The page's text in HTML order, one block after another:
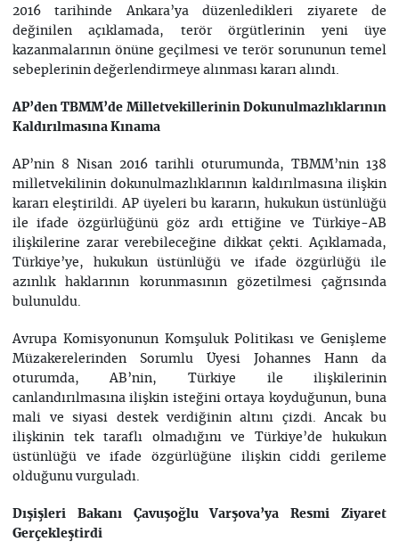
2016 tarihinde Ankara’ya düzenledikleri ziyarete de
değinilen açıklamada, terör örgütlerinin yeni üye
kazanmalarının önüne geçilmesi ve terör sorununun temel
sebeplerinin değerlendirmeye alınması kararı alındı.
AP’den TBMM’de Milletvekillerinin Dokunulmazlıklarının
Kaldırılmasına Kınama
AP’nin 8 Nisan 2016 tarihli oturumunda, TBMM’nin 138
milletvekilinin dokunulmazlıklarının kaldırılmasına ilişkin
kararı eleştirildi. AP üyeleri bu kararın, hukukun üstünlüğü
ile ifade özgürlüğünü göz ardı ettiğine ve Türkiye-AB
ilişkilerine zarar verebileceğine dikkat çekti. Açıklamada,
Türkiye’ye, hukukun üstünlüğü ve ifade özgürlüğü ile
azınlık haklarının korunmasının gözetilmesi çağrısında
bulunuldu.
Avrupa Komisyonunun Komşuluk Politikası ve Genişleme
Müzakerelerinden Sorumlu Üyesi Johannes Hann da
oturumda, AB’nin, Türkiye ile ilişkilerinin
canlandırılmasına ilişkin isteğini ortaya koyduğunun, buna
mali ve siyasi destek verdiğinin altını çizdi. Ancak bu
ilişkinin tek taraflı olmadığını ve Türkiye’de hukukun
üstünlüğü ve ifade özgürlüğüne ilişkin ciddi gerileme
olduğunu vurguladı.
Dışişleri Bakanı Çavuşoğlu Varşova’ya Resmi Ziyaret
Gerçekleştirdi